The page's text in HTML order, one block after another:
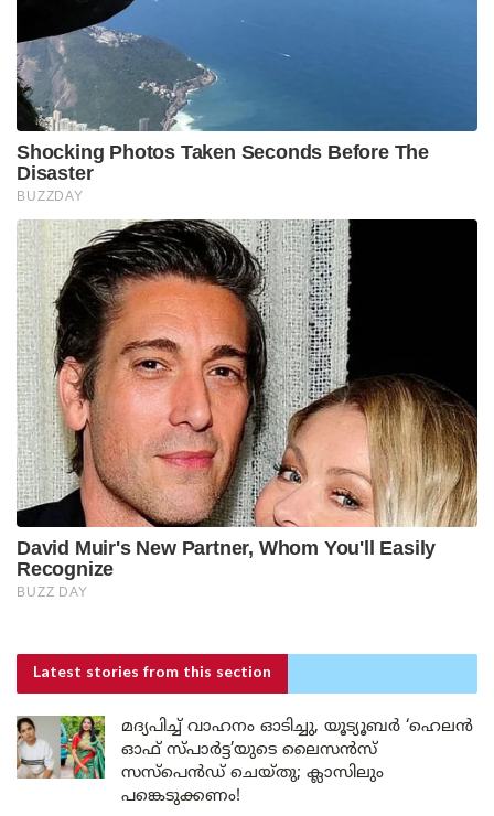
Latest stories from this section
മദ്യപിച്ച് വാഹനം ഓടിച്ചു, യൂട്യൂബർ ‘ഹെലൻ
ഓഫ് സ്പാർട്ട’യുടെ ലൈസൻസ്
സസ്പെൻഡ് ചെയ്തു; ക്ലാസിലും
പങ്കെടുക്കണം!